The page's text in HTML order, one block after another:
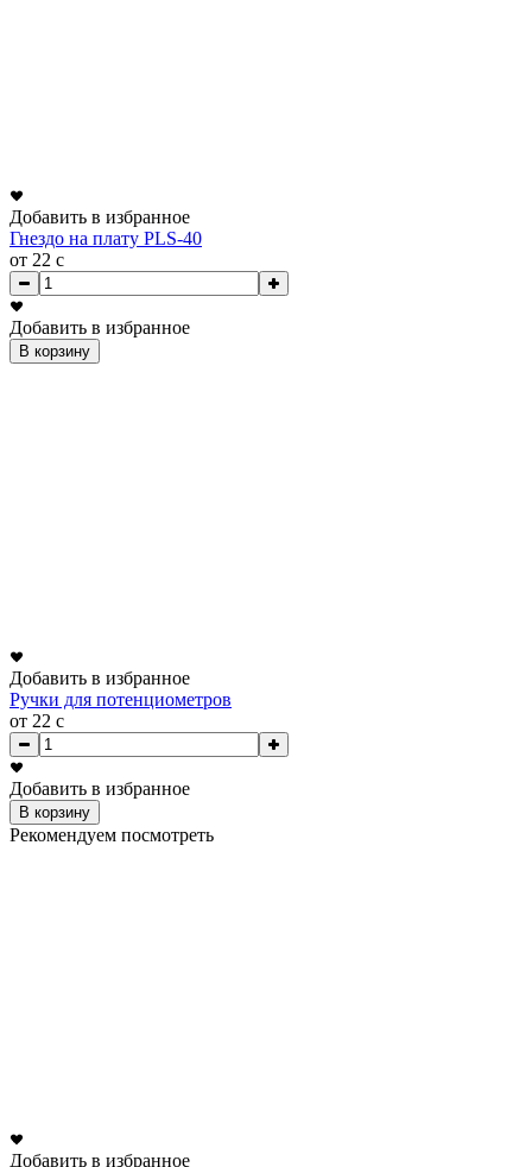
Добавить в избранное
Гнездо на плату PLS-40
от 22 c
Добавить в избранное
В корзину
Добавить в избранное
Ручки для потенциометров
от 22 c
Добавить в избранное
В корзину
Рекомендуем посмотреть
Добавить в избранное